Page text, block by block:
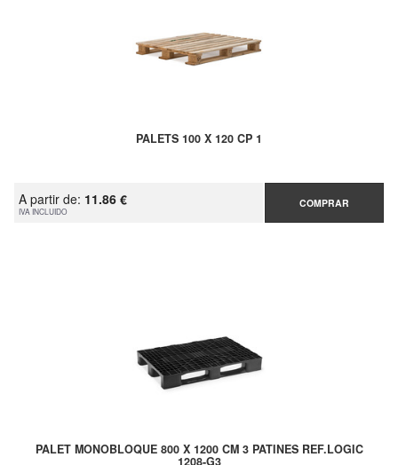
PALETS 100 X 120 CP 1
A partir de: 11.86 €
IVA INCLUIDO
COMPRAR
PALET MONOBLOQUE 800 X 1200 CM 3 PATINES REF.LOGIC
1208-G3